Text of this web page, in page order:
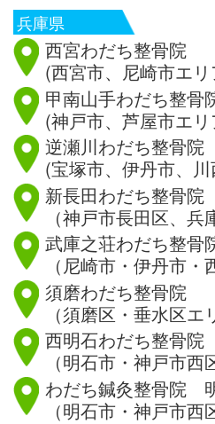
兵庫県
西宮わだち整骨院
(西宮市、尼崎市エリ
甲南山手わだち整骨
(神戸市、芦屋市エリ
逆瀬川わだち整骨院
(宝塚市、伊丹市、
新長田わだち整骨院
（神戸市長田区、兵
武庫之荘わだち整骨
（尼崎市・伊丹市・
須磨わだち整骨院
（須磨区・垂水区エ
西明石わだち整骨院
（明石市・神戸市西
わだち鍼灸整骨院
（明石市・神戸市西